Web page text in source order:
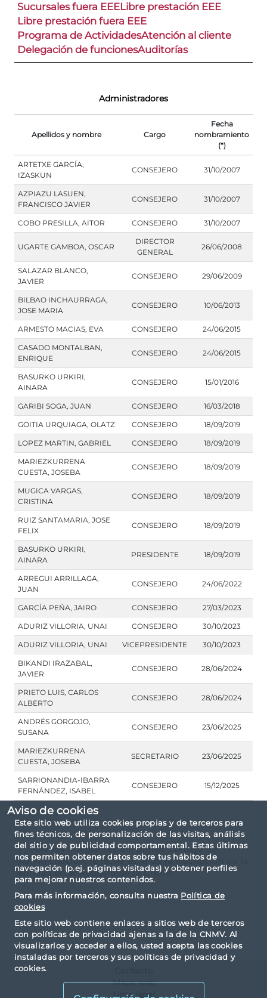
Aviso de cookies
Este sitio web utiliza cookies propias y de terceros para
fines técnicos, de personalización de las visitas, análisis
del sitio y de publicidad comportamental. Estas últimas
nos permiten obtener datos sobre tus hábitos de
navegación (p.ej. páginas visitadas) y obtener perfiles
para mejorar nuestros contenidos.
Para más información, consulta nuestra Política de
cookies
Este sitio web contiene enlaces a sitios web de terceros
con políticas de privacidad ajenas a la de la CNMV. Al
visualizarlos y acceder a ellos, usted acepta las cookies
instaladas por terceros y sus políticas de privacidad y
cookies.
Sucursales fuera EEELibre prestación EEE
Libre prestación fuera EEE
Programa de ActividadesAtención al cliente
Delegación de funcionesAuditorías
Administradores
Apellidos y nombre Cargo
Fecha
nombramiento
(*)
ARTETXE GARCÍA,
IZASKUN
CONSEJERO 31/10/2007
AZPIAZU LASUEN,
FRANCISCO JAVIER
CONSEJERO 31/10/2007
COBO PRESILLA, AITOR CONSEJERO 31/10/2007
UGARTE GAMBOA, OSCAR
DIRECTOR
GENERAL
26/06/2008
SALAZAR BLANCO,
JAVIER
CONSEJERO 29/06/2009
BILBAO INCHAURRAGA,
JOSE MARIA
CONSEJERO 10/06/2013
ARMESTO MACIAS, EVA CONSEJERO 24/06/2015
CASADO MONTALBAN,
ENRIQUE
CONSEJERO 24/06/2015
BASURKO URKIRI,
AINARA
CONSEJERO 15/01/2016
GARIBI SOGA, JUAN CONSEJERO 16/03/2018
GOITIA URQUIAGA, OLATZ CONSEJERO 18/09/2019
LOPEZ MARTIN, GABRIEL CONSEJERO 18/09/2019
MARIEZKURRENA
CUESTA, JOSEBA
CONSEJERO 18/09/2019
MUGICA VARGAS,
CRISTINA
CONSEJERO 18/09/2019
RUIZ SANTAMARIA, JOSE
FELIX
CONSEJERO 18/09/2019
BASURKO URKIRI,
AINARA
PRESIDENTE 18/09/2019
ARREGUI ARRILLAGA,
JUAN
CONSEJERO 24/06/2022
GARCÍA PEÑA, JAIRO CONSEJERO 27/03/2023
ADURIZ VILLORIA, UNAI CONSEJERO 30/10/2023
ADURIZ VILLORIA, UNAI VICEPRESIDENTE 30/10/2023
BIKANDI IRAZABAL,
JAVIER
CONSEJERO 28/06/2024
PRIETO LUIS, CARLOS
ALBERTO
CONSEJERO 28/06/2024
ANDRÉS GORGOJO,
SUSANA
CONSEJERO 23/06/2025
MARIEZKURRENA
CUESTA, JOSEBA
SECRETARIO 23/06/2025
SARRIONANDIA-IBARRA
FERNÁNDEZ, ISABEL
CONSEJERO 15/12/2025
(*) Para los integrantes del primer Consejo de
Administración, la fecha es la de la inscripción de la
entidad en el Registro de la CNMV.
Mapa web
Nota legal